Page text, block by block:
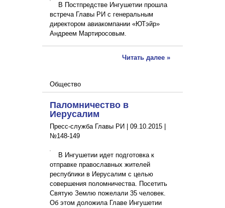
В Постпредстве Ингушетии прошла
встреча Главы РИ с генеральным
директором авиакомпании «ЮТэйр»
Андреем Мартиросовым.
Читать далее »
Общество
Паломничество в
Иерусалим
Пресс-служба Главы РИ | 09.10.2015
№148-149
В Ингушетии идет подготовка к
отправке православных жителей
республики в Иерусалим с целью
совершения поломничества. Посетить
Святую Землю пожелали 35 человек.
Об этом доложила Главе Ингушетии